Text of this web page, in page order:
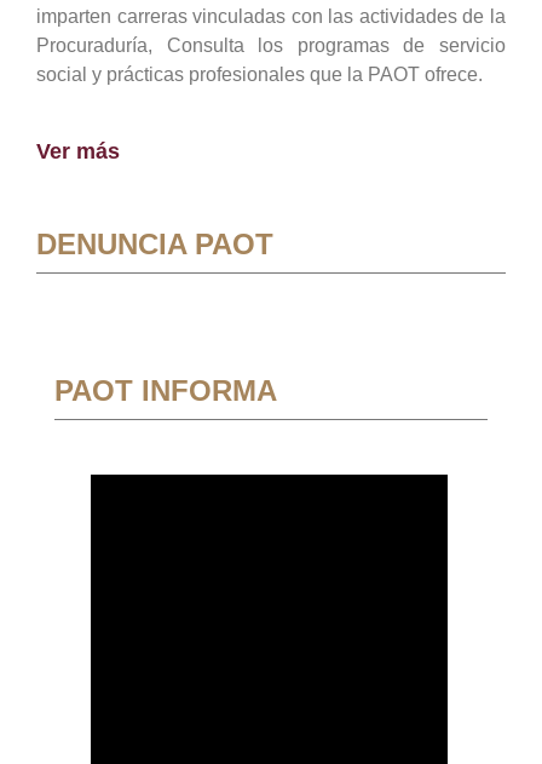
imparten carreras vinculadas con las actividades de la
Procuraduría, Consulta los programas de servicio
social y prácticas profesionales que la PAOT ofrece.
Ver más
DENUNCIA PAOT
PAOT INFORMA